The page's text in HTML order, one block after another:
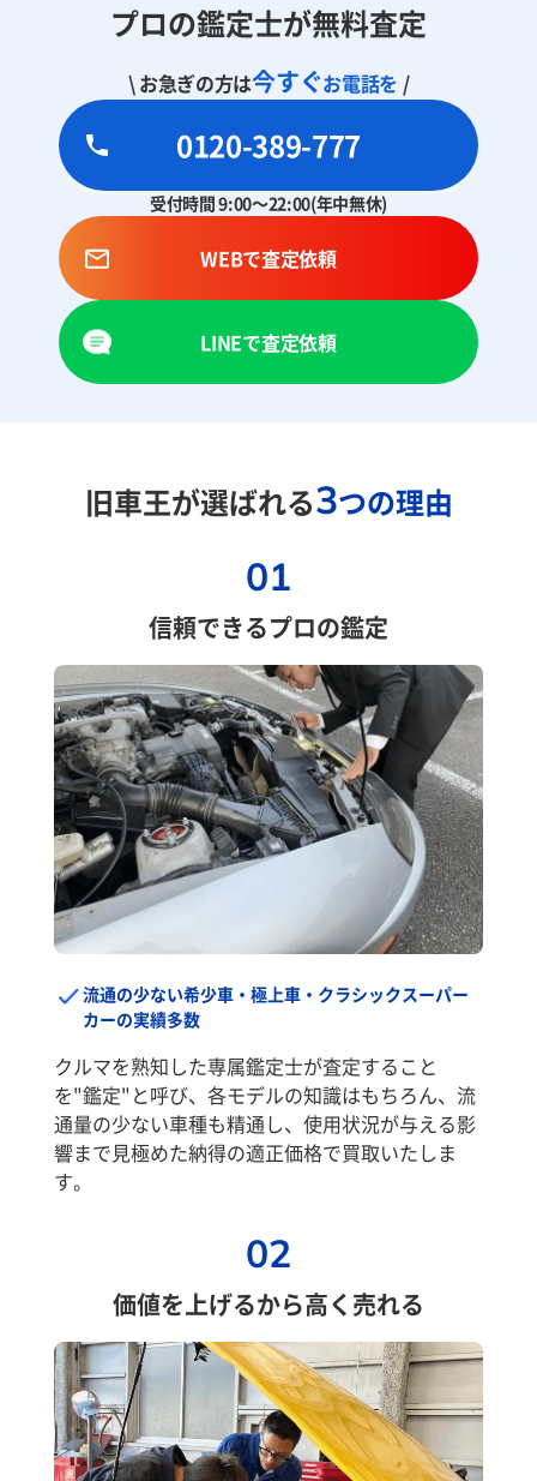
プロの鑑定士が無料査定
\ お急ぎの方は今すぐお電話を /
0120-389-777
受付時間 9:00～22:00(年中無休)
WEBで査定依頼
LINEで査定依頼
旧車王が選ばれる3つの理由
01
信頼できるプロの鑑定
流通の少ない希少車・極上車・クラシックスーパー
カーの実績多数
クルマを熟知した専属鑑定士が査定すること
を"鑑定"と呼び、各モデルの知識はもちろん、流
通量の少ない車種も精通し、使用状況が与える影
響まで見極めた納得の適正価格で買取いたしま
す。
02
価値を上げるから高く売れる